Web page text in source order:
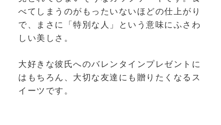
べてしまうのがもったいないほどの仕上がり
で、まさに「特別な人」という意味にふさわ
しい美しさ。
大好きな彼氏へのバレンタインプレゼントに
はもちろん、大切な友達にも贈りたくなるス
イーツです。